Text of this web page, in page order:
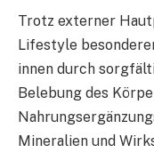
Trotz externer
Lifestyle
innen durch
Belebung des
Mineralien und